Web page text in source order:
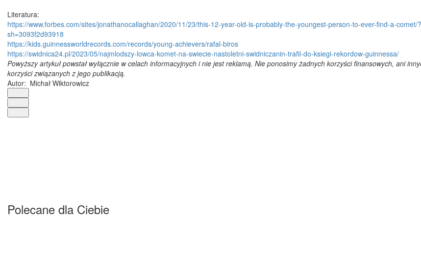
Literatura:
https://www.forbes.com/sites/jonathanocallaghan/2020/11/23/this-12-year-old-is-probably-the-youngest-person-to-ever-find-a-comet/?
sh=3093f2d93918
https://kids.guinnessworldrecords.com/records/young-achievers/rafal-biros
https://swidnica24.pl/2023/05/najmlodszy-lowca-komet-na-swiecie-nastoletni-swidniczanin-trafil-do-ksiegi-rekordow-guinnessa/
Powyższy artykuł powstał wyłącznie w celach informacyjnych i nie jest reklamą. Nie ponosimy żadnych korzyści finansowych, ani
korzyści związanych z jego publikacją.
Autor: Michał Wiktorowicz
Polecane dla Ciebie